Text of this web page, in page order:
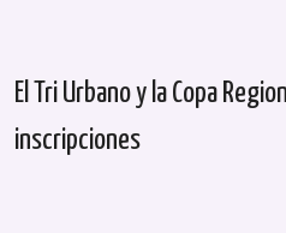
El Tri Urbano y la Copa
inscripciones